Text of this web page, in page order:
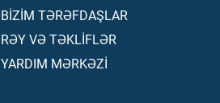
BİZİM TƏRƏFDAŞLAR
RƏY VƏ TƏKLİFLƏR
YARDIM MƏRKƏZİ